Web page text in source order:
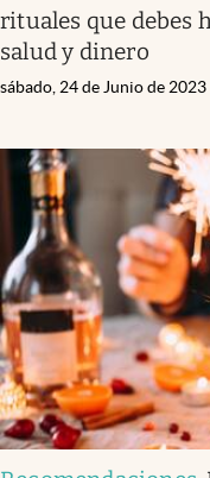
rituales que debes
salud y dinero
sábado, 24 de Junio de 2023